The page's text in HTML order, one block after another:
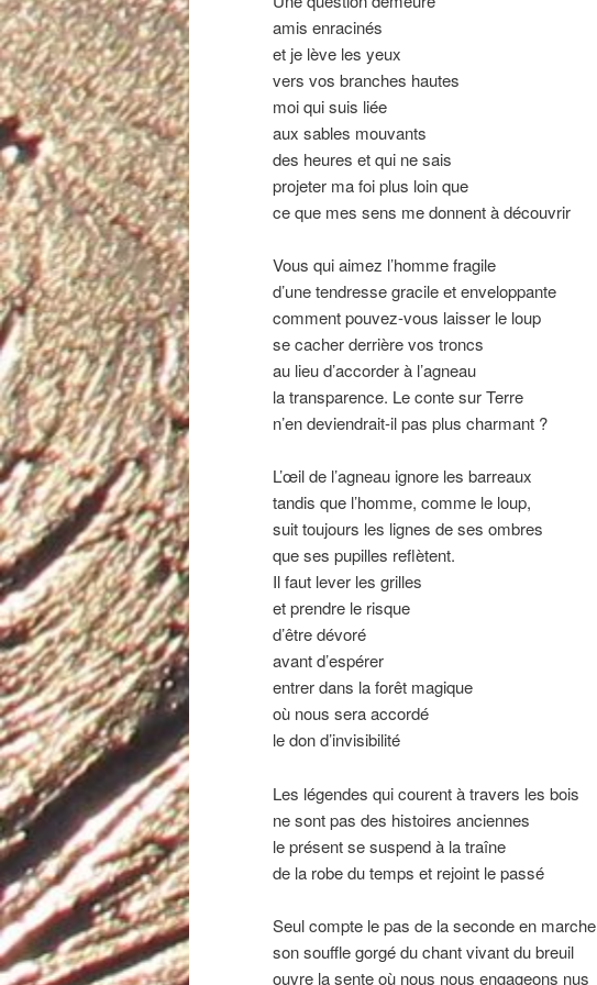
amis enracinés
et je lève les yeux
vers vos branches hautes
moi qui suis liée
aux sables mouvants
des heures et qui ne sais
projeter ma foi plus loin que
ce que mes sens me donnent à découvrir
Vous qui aimez l’homme fragile
d’une tendresse gracile et enveloppante
comment pouvez-vous laisser le loup
se cacher derrière vos troncs
au lieu d’accorder à l’agneau
la transparence. Le conte sur Terre
n’en deviendrait-il pas plus charmant ?
L’œil de l’agneau ignore les barreaux
tandis que l’homme, comme le loup,
suit toujours les lignes de ses ombres
que ses pupilles reflètent.
Il faut lever les grilles
et prendre le risque
d’être dévoré
avant d’espérer
entrer dans la forêt magique
où nous sera accordé
le don d’invisibilité
Les légendes qui courent à travers les bois
ne sont pas des histoires anciennes
le présent se suspend à la traîne
de la robe du temps et rejoint le passé
Seul compte le pas de la seconde en marche
son souffle gorgé du chant vivant du breuil
ouvre la sente où nous nous engageons nus